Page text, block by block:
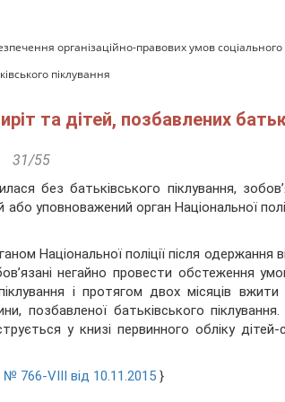
організаційно-правових умов соціального
піклування
та дітей, позбавлених
31/55
без батьківського піклування,
уповноважений орган Національної
Національної поліції після одержання
негайно провести обстеження
і протягом двох місяців
позбавленої батьківського
у книзі первинного обліку дітей-
№ 766-VIII від 10.11.2015 }